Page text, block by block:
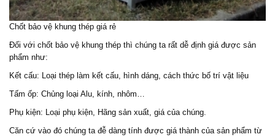
Chốt bảo vệ khung thép giá rẻ
Đối với chốt bảo vệ khung thép thì chúng ta rất dễ định giá được sản
phẩm như:
Kết cấu: Loại thép làm kết cấu, hình dáng, cách thức bố trí vật liệu
Tấm ốp: Chủng loại Alu, kính, nhôm…
Phụ kiện: Loại phụ kiện, Hãng sản xuất, giá của chúng.
Căn cứ vào đó chúng ta đễ dàng tính được giá thành của sản phẩm từ